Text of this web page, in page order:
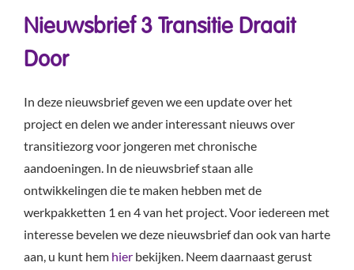
Nieuwsbrief 3 Transitie Draait
Door
In deze nieuwsbrief geven we een update over het
project en delen we ander interessant nieuws over
transitiezorg voor jongeren met chronische
aandoeningen. In de nieuwsbrief staan alle
ontwikkelingen die te maken hebben met de
werkpakketten 1 en 4 van het project. Voor iedereen met
interesse bevelen we deze nieuwsbrief dan ook van harte
aan, u kunt hem hier bekijken. Neem daarnaast gerust